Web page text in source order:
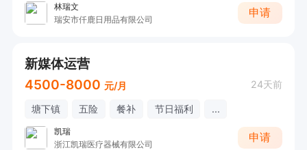
林瑞文
瑞安市仟鹿日用品有限公司
申请
新媒体运营
4500-8000 元/月 24天前
塘下镇 五险 餐补 节日福利 ...
凯瑞
浙江凯瑞医疗器械有限公司
申请